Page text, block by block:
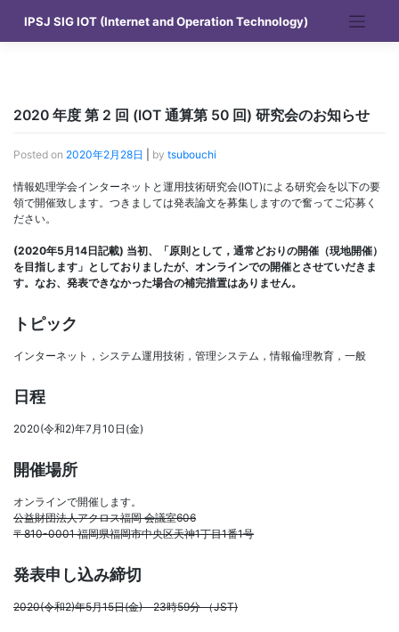
content
IPSJ SIG IOT (Internet and Operation Technology)
2020 年度 第 2 回 (IOT 通算第 50 回) 研究会のお知らせ
Posted on 2020年2月28日 by tsubouchi
情報処理学会インターネットと運用技術研究会(IOT)による研究会を以下の要
領で開催致します。つきましては発表論文を募集しますので奮ってご応募く
ださい。
(2020年5月14日記載) 当初、「原則として，通常どおりの開催（現地開催）
を目指します」としておりましたが、オンラインでの開催とさせていだきま
す。なお、発表できなかった場合の補完措置はありません。
トピック
インターネット，システム運用技術，管理システム，情報倫理教育，一般
日程
2020(令和2)年7月10日(金)
開催場所
オンラインで開催します。
公益財団法人アクロス福岡 会議室606
〒810-0001 福岡県福岡市中央区天神1丁目1番1号
発表申し込み締切
2020(令和2)年5月15日(金) 23時59分 （JST)